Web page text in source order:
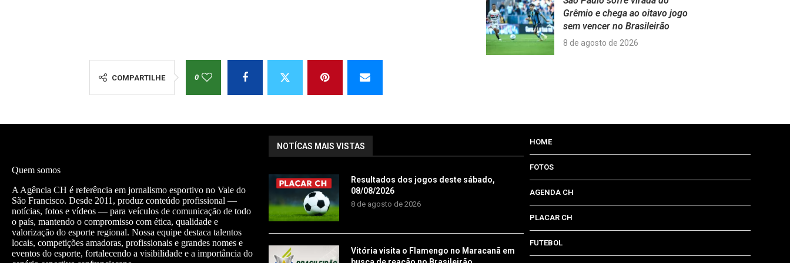
COMPARTILHE 0
Grêmio e chega ao oitavo jogo
sem vencer no Brasileirão
8 de agosto de 2026
Quem somos
A Agência CH é referência em jornalismo esportivo no Vale do
São Francisco. Desde 2011, produz conteúdo profissional —
notícias, fotos e vídeos — para veículos de comunicação de todo
o país, mantendo o compromisso com ética, qualidade e
valorização do esporte regional. Nossa equipe destaca talentos
locais, competições amadoras, profissionais e grandes nomes e
eventos do esporte, fortalecendo a visibilidade e a importância do
NOTÍCAS MAIS VISTAS
Resultados dos jogos deste sábado,
08/08/2026
8 de agosto de 2026
Vitória visita o Flamengo no Maracanã em
HOME
FOTOS
AGENDA CH
PLACAR CH
FUTEBOL